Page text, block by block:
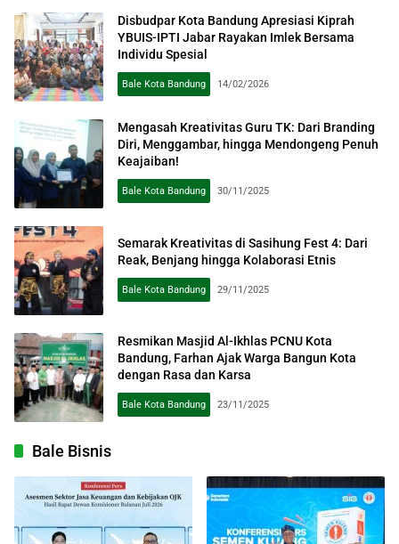
Disbudpar Kota Bandung Apresiasi Kiprah
YBUIS-IPTI Jabar Rayakan Imlek Bersama
Individu Spesial
Bale Kota Bandung 14/02/2026
Mengasah Kreativitas Guru TK: Dari Branding
Diri, Menggambar, hingga Mendongeng Penuh
Keajaiban!
Bale Kota Bandung 30/11/2025
Semarak Kreativitas di Sasihung Fest 4: Dari
Reak, Benjang hingga Kolaborasi Etnis
Bale Kota Bandung 29/11/2025
Resmikan Masjid Al-Ikhlas PCNU Kota
Bandung, Farhan Ajak Warga Bangun Kota
dengan Rasa dan Karsa
Bale Kota Bandung 23/11/2025
Bale Bisnis